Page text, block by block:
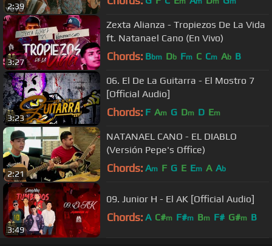
2:39
3:27
Zexta Alianza - Tropiezos De La Vida
ft. Natanael Cano (En Vivo)
Chords: Bbm Db Fm C Cm Ab B
3:23
06. El De La Guitarra - El Mostro 7
[Official Audio]
Chords: F Am G Dm D Em
2:21
NATANAEL CANO - EL DIABLO
(Versión Pepe's Office)
Chords: Am F G E Em A Ab
3:49
09. Junior H - El AK [Official Audio]
Chords: A C#m F#m Bm F# G#m B